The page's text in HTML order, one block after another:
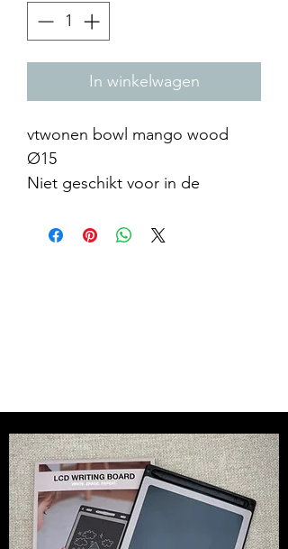
In winkelwagen
vtwonen bowl mango wood
Ø15
Niet geschikt voor in de